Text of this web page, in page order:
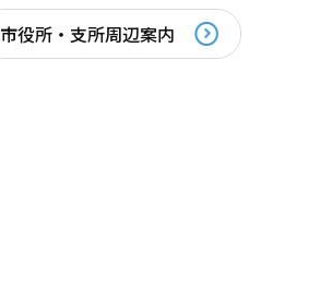
市役所・支所周辺案内